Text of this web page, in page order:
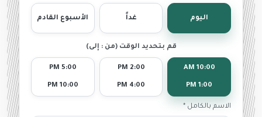
اليوم غداً الأسبوع القادم
قم بتحديد الوقت (من : إلى)
10:00 AM
1:00 PM
2:00 PM
4:00 PM
5:00 PM
10:00 PM
الاسم بالكامل *